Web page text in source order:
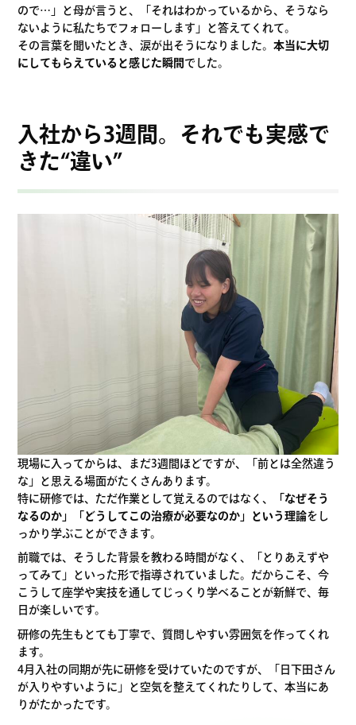
ので…」と母が言うと、「それはわかっているから、そうなら
ないように私たちでフォローします」と答えてくれて。
その言葉を聞いたとき、涙が出そうになりました。本当に大切
にしてもらえていると感じた瞬間 でした。
入社から3週間。それでも実感で
きた“違い”
現場に入ってからは、まだ3週間ほどですが、「前とは全然違う
な」と思える場面がたくさんあります。
特に研修では、ただ作業として覚えるのではなく、
「なぜそう
なるのか」「どうしてこの治療が必要なのか」という理論をし
っかり学ぶことができます。
前職では、そうした背景を教わる時間がなく、「とりあえずや
ってみて」といった形で指導されていました。だからこそ、今
こうして座学や実技を通してじっくり学べることが新鮮で、毎
日が楽しいです。
研修の先生もとても丁寧で、質問しやすい雰囲気を作ってくれ
ます。
4月入社の同期が先に研修を受けていたのですが、「日下田さん
が入りやすいように」と空気を整えてくれたりして、本当にあ
りがたかったです。